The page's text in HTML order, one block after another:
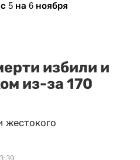
5 на 6 ноября
избили и
из-за 170
жестокого